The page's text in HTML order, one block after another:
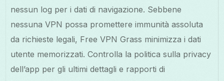
nessun log per i dati di navigazione. Sebbene
nessuna VPN possa promettere immunità assoluta
da richieste legali, Free VPN Grass minimizza i dati
utente memorizzati. Controlla la politica sulla privacy
dell’app per gli ultimi dettagli e rapporti di